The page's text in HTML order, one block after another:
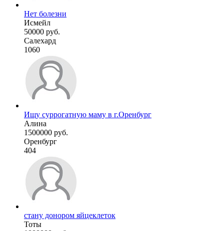
Нет болезни
Исмейл
50000 руб.
Салехард
1060
Ищу суррогатную маму в г.Оренбург
Алина
1500000 руб.
Оренбург
404
стану донором яйцеклеток
Тоты